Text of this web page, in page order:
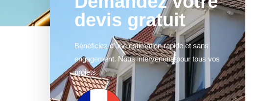
devis gratuit
Bénéficiez d'une estimation rapide et sans
engagement. Nous intervenons pour tous vos
projets.